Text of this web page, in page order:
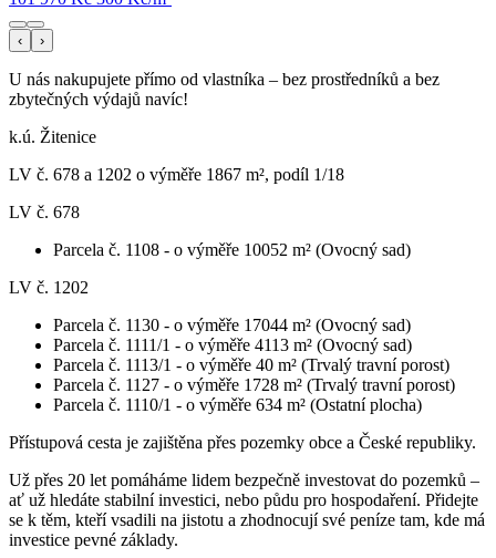
‹ ›
U nás nakupujete přímo od vlastníka – bez prostředníků a bez
zbytečných výdajů navíc!
k.ú. Žitenice
LV č. 678 a 1202 o výměře 1867 m², podíl 1/18
LV č. 678
Parcela č. 1108 - o výměře 10052 m² (Ovocný sad)
LV č. 1202
Parcela č. 1130 - o výměře 17044 m² (Ovocný sad)
Parcela č. 1111/1 - o výměře 4113 m² (Ovocný sad)
Parcela č. 1113/1 - o výměře 40 m² (Trvalý travní porost)
Parcela č. 1127 - o výměře 1728 m² (Trvalý travní porost)
Parcela č. 1110/1 - o výměře 634 m² (Ostatní plocha)
Přístupová cesta je zajištěna přes pozemky obce a České republiky.
Už přes 20 let pomáháme lidem bezpečně investovat do pozemků –
ať už hledáte stabilní investici, nebo půdu pro hospodaření. Přidejte
se k těm, kteří vsadili na jistotu a zhodnocují své peníze tam, kde má
investice pevné základy.